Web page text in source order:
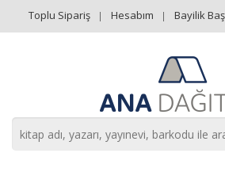
Toplu Sipariş Hesabım Bayilik